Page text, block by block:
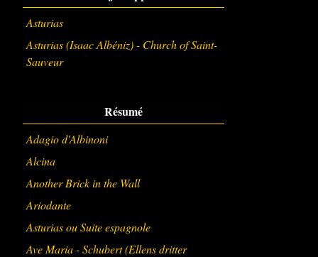
Asturias
Asturias (Isaac Albéniz) - Church of Saint-
Sauveur
Résumé
Adagio d'Albinoni
Alcina
Another Brick in the Wall
Ariodante
Asturias ou Suite espagnole
Ave Maria - Schubert (Ellens dritter